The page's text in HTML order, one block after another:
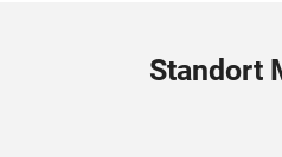
Standort